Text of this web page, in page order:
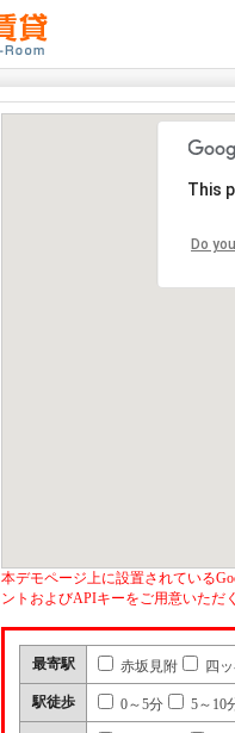
This
Do
本デモページ上に設置されている
ントおよびAPIキーをご用意いただ
最寄駅 赤坂見附 四
駅徒歩 0～5分 5～10